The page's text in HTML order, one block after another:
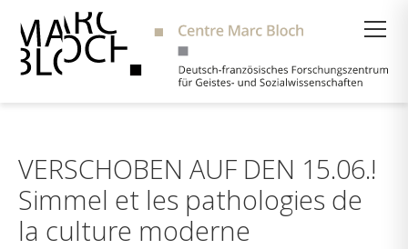
VERSCHOBEN AUF DEN 15.06.!
Simmel et les pathologies de
la culture moderne